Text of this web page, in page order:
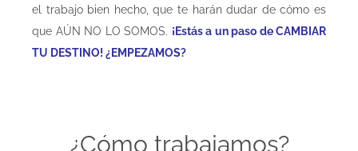
el trabajo bien hecho, que te harán dudar de cómo es
que AÚN NO LO SOMOS. ¡Estás a un paso de CAMBIAR
TU DESTINO! ¿EMPEZAMOS?
¿Cómo trabajamos?